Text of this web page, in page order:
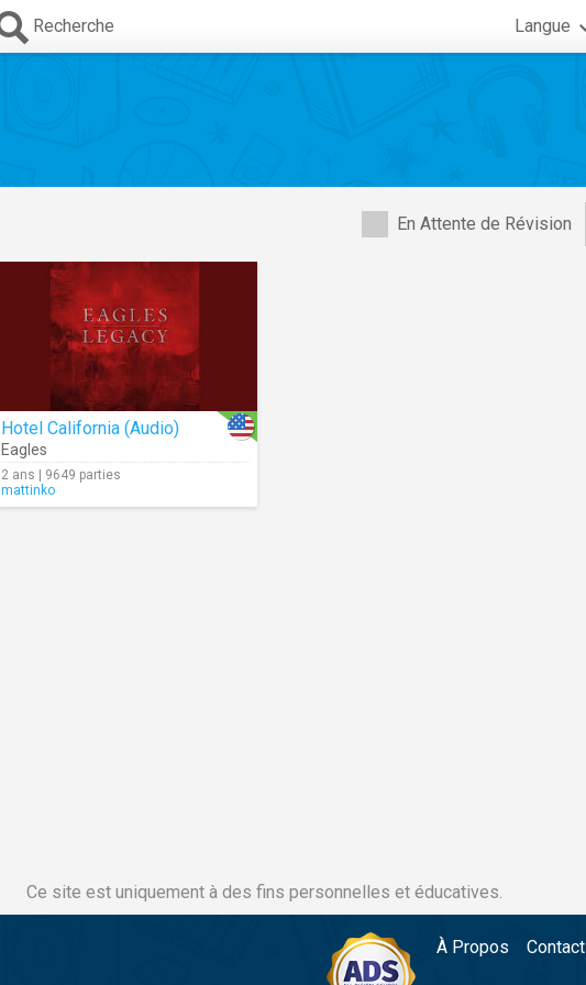
Recherche Langue
En Attente de Révision
Hotel California (Audio)
Eagles
2 ans | 9649 parties
mattinko
Ce site est uniquement à des fins personnelles et éducatives.
À Propos Contact